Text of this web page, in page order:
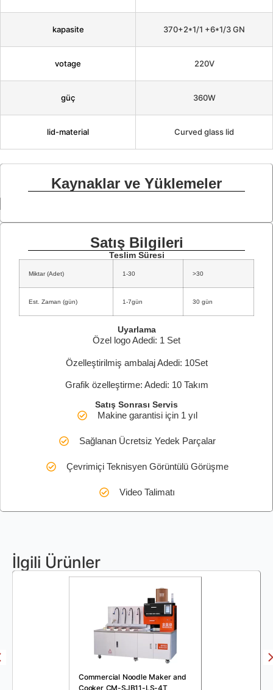
kapasite 370+2*1/1 +6*1/3 GN
votage 220V
güç 360W
lid-material Curved glass lid
Kaynaklar ve Yüklemeler
Satış Bilgileri
Teslim Süresi
Miktar (Adet) 1-30 >30
Est. Zaman (gün) 1-7gün 30 gün
Uyarlama
Özel logo Adedi: 1 Set
Özelleştirilmiş ambalaj Adedi: 10Set
Grafik özelleştirme: Adedi: 10 Takım
Satış Sonrası Servis
Makine garantisi için 1 yıl
Sağlanan Ücretsiz Yedek Parçalar
Çevrimiçi Teknisyen Görüntülü Görüşme
Video Talimatı
İlgili Ürünler
Commercial Noodle Maker and
Cooker CM-SJB11-LS-4T